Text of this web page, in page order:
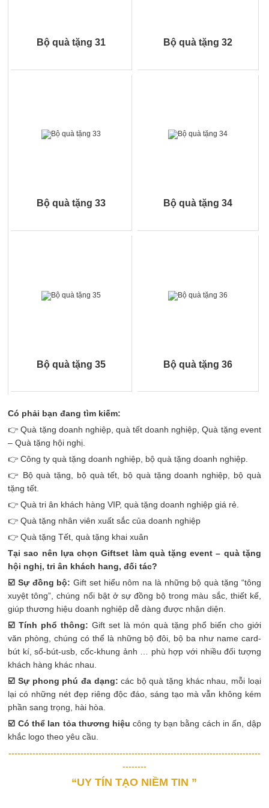
Bộ quà tặng 31 Bộ quà tặng 32
Bộ quà tặng 33 Bộ quà tặng 34
Bộ quà tặng 35 Bộ quà tặng 36
Có phải bạn đang tìm kiếm:
👉 Quà tặng doanh nghiệp, quà tết doanh nghiệp, Quà tặng event
– Quà tặng hội nghị.
👉 Công ty quà tặng doanh nghiệp, bộ quà tặng doanh nghiệp.
👉 Bộ quà tặng, bộ quà tết, bộ quà tặng doanh nghiệp, bộ quà
tặng tết.
👉 Quà tri ân khách hàng VIP, quà tặng doanh nghiệp giá rẻ.
👉 Quà tặng nhân viên xuất sắc của doanh nghiệp
👉 Quà tặng Tết, quà tặng khai xuân
Tại sao nên lựa chọnGiftset làm quà tặng event – quà tặng
hội nghị, tri ân khách hang, đối tác?
☑️ Sự đồng bộ: Gift set hiểu nôm na là những bộ quà tặng “tông
xuyệt tông”, chúng nổi bật ở sự đồng bộ trong màu sắc, thiết kế,
giúp thương hiệu doanh nghiệp dễ dàng được nhận diện.
☑️ Tính phổ thông: Gift set là món quà tặng phổ biến cho giới
văn phòng, chúng có thể là những bộ đôi, bộ ba như name card-
bút kí, sổ-bút-usb, cốc-khung ảnh … phù hợp với nhiều đối tượng
khách hàng khác nhau.
☑️ Sự phong phú đa dạng: các bộ quà tặng khác nhau, mỗi loại
lại có những nét đẹp riêng độc đáo, sáng tạo mà vẫn không kém
phần sang trọng, hài hòa.
☑️ Có thể lan tỏa thương hiệu công ty bạn bằng cách in ấn, dập
khắc logotheo yêu cầu.
------------------------------------------------------------------------------------
--------
“UY TÍN TẠO NIỀM TIN ”